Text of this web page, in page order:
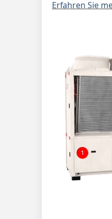
Erfahren Sie